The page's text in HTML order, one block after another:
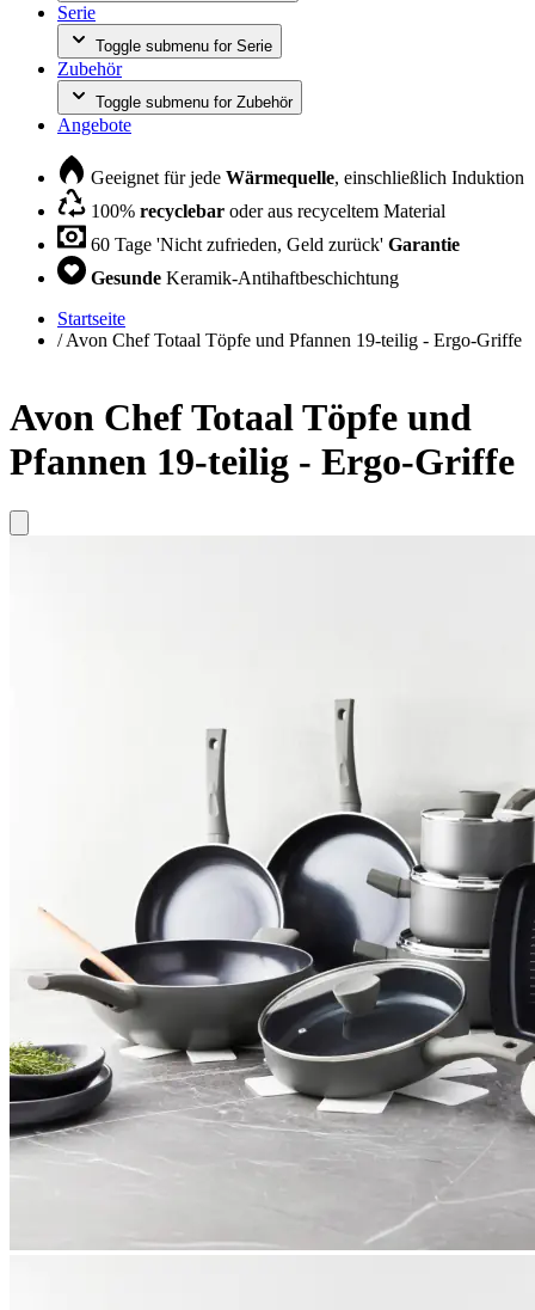
Serie
Toggle submenu for Serie
Zubehör
Toggle submenu for Zubehör
Angebote
Geeignet für jede Wärmequelle, einschließlich Induktion
100% recyclebar oder aus recyceltem Material
60 Tage 'Nicht zufrieden, Geld zurück' Garantie
Gesunde Keramik-Antihaftbeschichtung
Startseite
/ Avon Chef Totaal Töpfe und Pfannen 19-teilig - Ergo-Griffe
Avon Chef Totaal Töpfe und
Pfannen 19-teilig - Ergo-Griffe